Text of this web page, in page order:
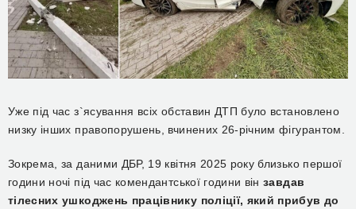
Уже під час з`ясування всіх обставин ДТП було встановлено
низку інших правопорушень, вчинених 26-річним фігурантом.
Зокрема, за даними ДБР, 19 квітня 2025 року близько першої
години ночі під час комендантської години вінзавдав
тілесних ушкоджень працівнику поліції, який прибув до